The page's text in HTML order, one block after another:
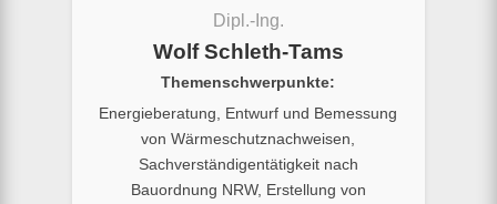
Dipl.-Ing.
Wolf Schleth-Tams
Themenschwerpunkte:
Energieberatung, Entwurf und Bemessung
von Wärmeschutznachweisen,
Sachverständigentätigkeit nach
Bauordnung NRW, Erstellung von